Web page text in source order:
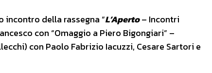
incontro della rassegna “L’Aperto– Incontri
con “Omaggio a Piero Bigongiari” –
con Paolo Fabrizio Iacuzzi, Cesare Sartori e